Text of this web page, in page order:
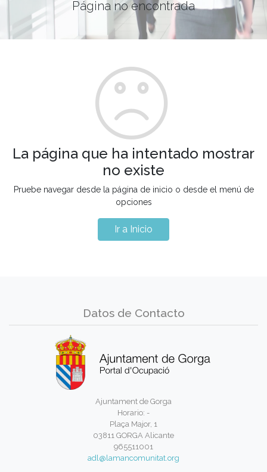
Página no encontrada
La página que ha intentado mostrar
no existe
Pruebe navegar desde la página de inicio o desde el menú de
opciones
Ir a Inicio
Datos de Contacto
Ajuntament de Gorga
Horario: -
Plaça Major, 1
03811 GORGA Alicante
965511001
adl@lamancomunitat.org